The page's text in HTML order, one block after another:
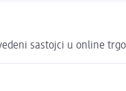
sastojci u online